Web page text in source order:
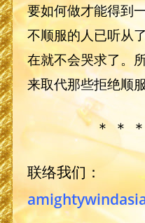
要如何做才能得到
不顺服的人已听从
在就不会哭求了。
来取代那些拒绝顺服
＊ ＊
联络我们：